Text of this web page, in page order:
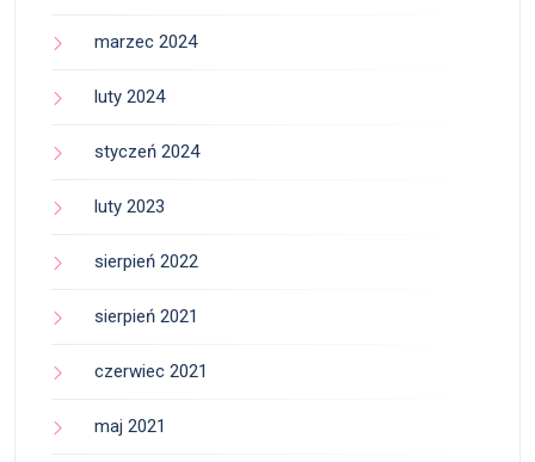
marzec 2024
luty 2024
styczeń 2024
luty 2023
sierpień 2022
sierpień 2021
czerwiec 2021
maj 2021